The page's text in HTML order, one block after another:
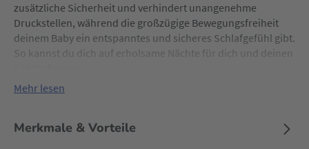
zusätzliche Sicherheit und verhindert unangenehme
Druckstellen, während die großzügige Bewegungsfreiheit
deinem Baby ein entspanntes und sicheres Schlafgefühl gibt.
So kannst du dich auf erholsame Nächte für dich und deinen
Mehr lesen
Merkmale & Vorteile